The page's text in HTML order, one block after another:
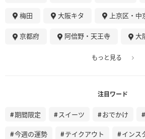
梅田 大阪キタ 上京区・
京都府 阿倍野・天王寺 大
もっと見る
注目ワード
期間限定 スイーツ おでかけ
今週の運勢 テイクアウト インス